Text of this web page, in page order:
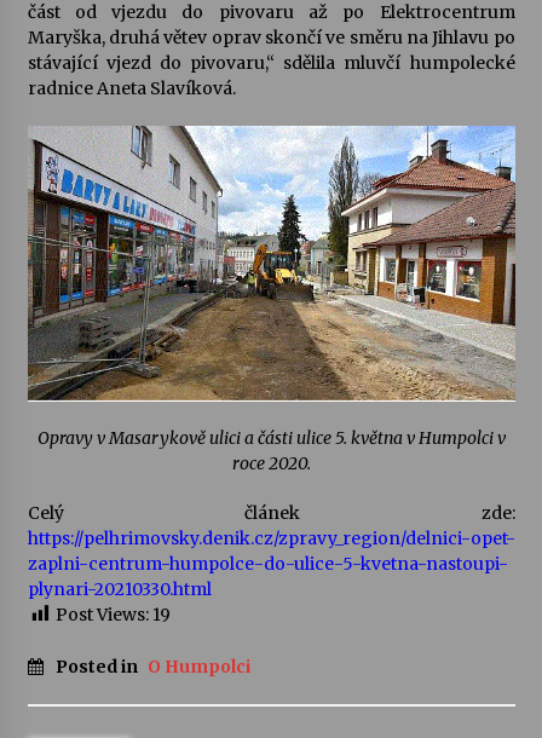
Votavžatský ploty
23. 7. 2026
Letní koncerty ve Stromovce: Rufus Miller
22. 7. 2026
Vysočinka
17. 7. 2026
Ozvěny prázdnin
14. 7. 2026
Za kulturou kousek za Humpolec. V Želivě ožije
13. 7. 2026
Varhanní recitál Michala Novenka v Klášteře
část od vjezdu do pivovaru až po Elektrocentrum
Maryška, druhá větev oprav skončí ve směru na Jihlavu po
stávající vjezd do pivovaru,“ sdělila mluvčí humpolecké
radnice Aneta Slavíková.
Opravy v Masarykově ulici a části ulice 5. května v Humpolci v
roce 2020.
Celý článek zde:
https://pelhrimovsky.denik.cz/zpravy_region/delnici-opet-
zaplni-centrum-humpolce-do-ulice-5-kvetna-nastoupi-
plynari-20210330.html
Post Views: 19
Posted in O Humpolci